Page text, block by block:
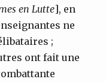
en Lutte], en
ne
;
ont fait une